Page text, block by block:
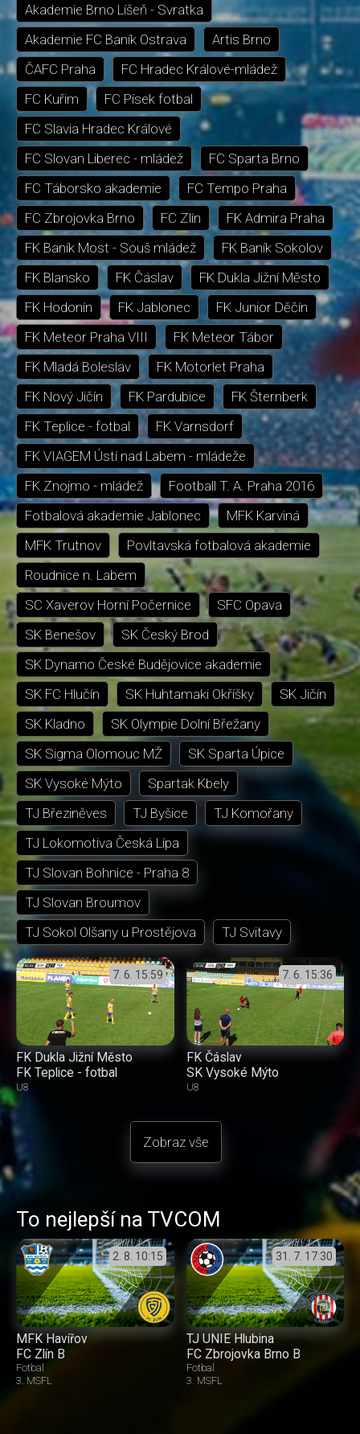
Akademie Brno Líšeň - Svratka
Akademie FC Baník Ostrava
Artis Brno
ČAFC Praha
FC Hradec Králové-mládež
FC Kuřim
FC Písek fotbal
FC Slavia Hradec Králové
FC Slovan Liberec - mládež
FC Sparta Brno
FC Táborsko akademie
FC Tempo Praha
FC Zbrojovka Brno
FC Zlín
FK Admira Praha
FK Baník Most - Souš mládež
FK Baník Sokolov
FK Blansko
FK Čáslav
FK Dukla Jižní Město
FK Hodonín
FK Jablonec
FK Junior Děčín
FK Meteor Praha VIII
FK Meteor Tábor
FK Mladá Boleslav
FK Motorlet Praha
FK Nový Jičín
FK Pardubice
FK Šternberk
FK Teplice - fotbal
FK Varnsdorf
FK VIAGEM Ústí nad Labem - mládeže
FK Znojmo - mládež
Football T. A. Praha 2016
Fotbalová akademie Jablonec
MFK Karviná
MFK Trutnov
Povltavská fotbalová akademie
Roudnice n. Labem
SC Xaverov Horní Počernice
SFC Opava
SK Benešov
SK Český Brod
SK Dynamo České Budějovice akademie
SK FC Hlučín
SK Huhtamaki Okříšky
SK Jičín
SK Kladno
SK Olympie Dolní Břežany
SK Sigma Olomouc MŽ
SK Sparta Úpice
SK Vysoké Mýto
Spartak Kbely
TJ Březiněves
TJ Byšice
TJ Komořany
TJ Lokomotiva Česká Lípa
TJ Slovan Bohnice - Praha 8
TJ Slovan Broumov
TJ Sokol Olšany u Prostějova
TJ Svitavy
7. 6. 15:59
FK Dukla Jižní Město
FK Teplice - fotbal
U8
7. 6. 15:36
FK Čáslav
SK Vysoké Mýto
U8
Zobraz vše
To nejlepší na TVCOM
2. 8. 10:15
MFK Havířov
FC Zlín B
Fotbal
3. MSFL
31. 7. 17:30
TJ UNIE Hlubina
FC Zbrojovka Brno B
Fotbal
3. MSFL